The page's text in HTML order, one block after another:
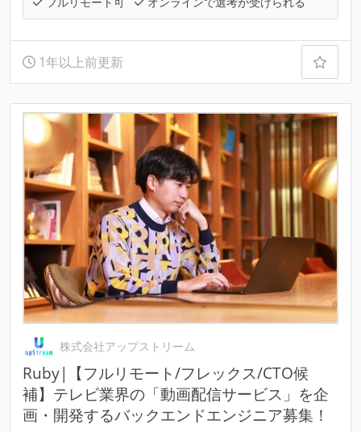
1年以上前更新
株式会社アップストリーム
Ruby|【フルリモート/フレックス/CTO候
補】テレビ業界の「動画配信サービス」を企
画・開発するバックエンドエンジニア募集！